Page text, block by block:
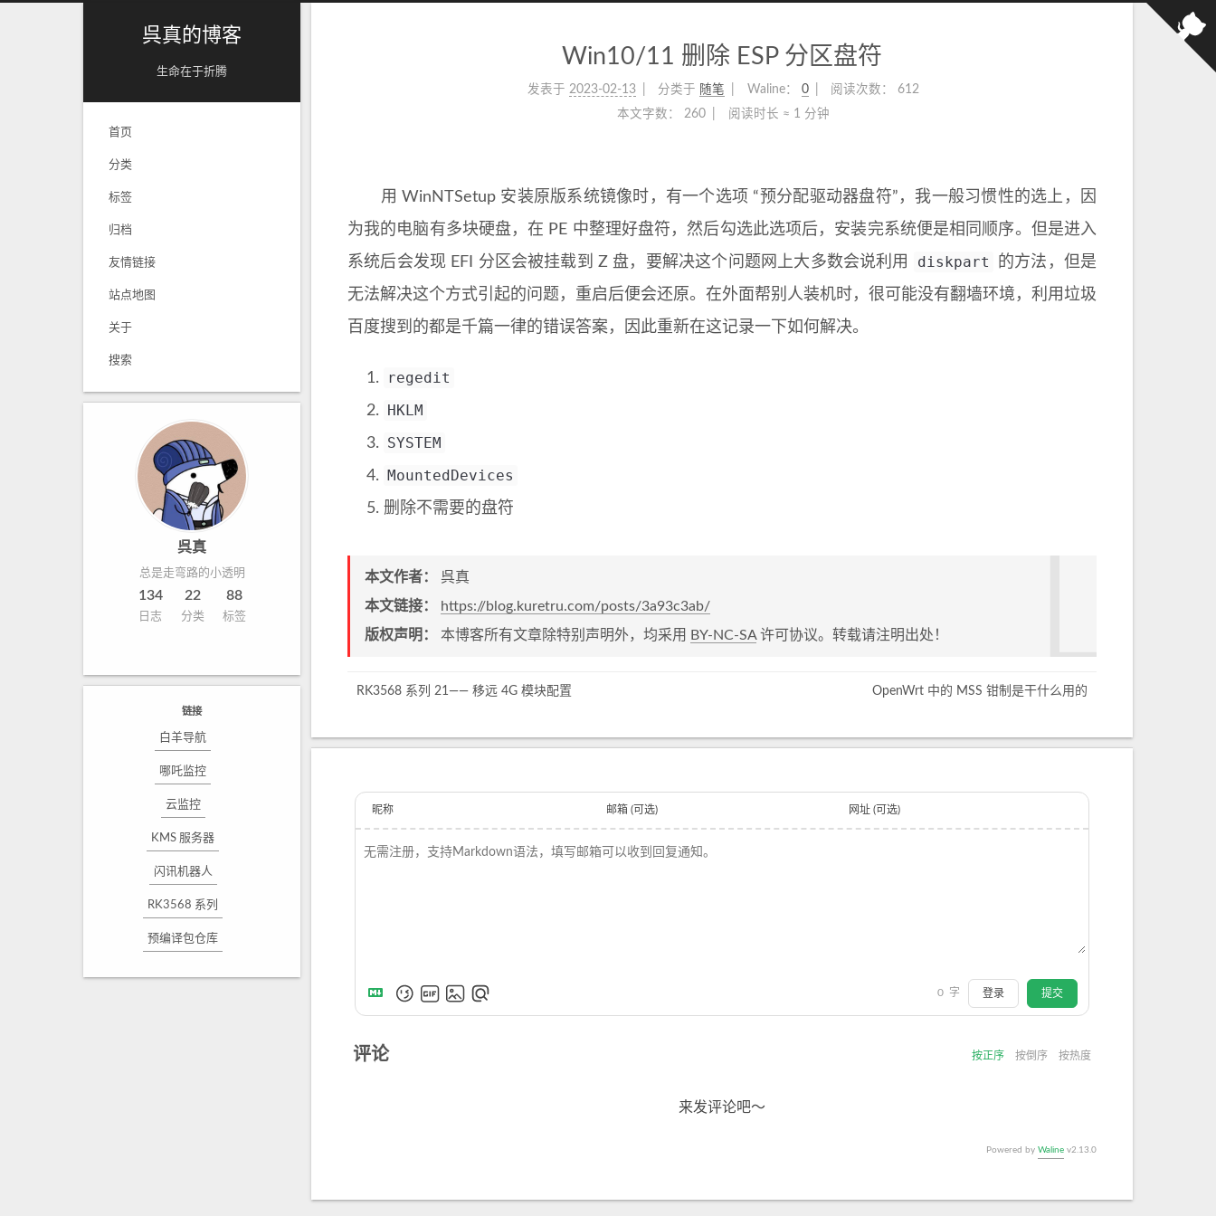
呉真的博客
生命在于折腾
首页
分类
标签
归档
友情链接
站点地图
关于
搜索
呉真
总是走弯路的小透明
134
日志
22
分类
88
标签
链接
白羊导航
哪吒监控
云监控
KMS 服务器
闪讯机器人
RK3568 系列
预编译包仓库
Win10/11 删除 ESP 分区盘符
发表于 2023-02-13 分类于 随笔 Waline： 0 阅读次数：
612
本文字数：
260 阅读时长 ≈ 1 分钟
用 WinNTSetup 安装原版系统镜像时，有一个选项 “预分配驱动器盘符”，我一般习惯性的选上，因
为我的电脑有多块硬盘，在 PE 中整理好盘符，然后勾选此选项后，安装完系统便是相同顺序。但是进入
系统后会发现 EFI 分区会被挂载到 Z 盘，要解决这个问题网上大多数会说利用
diskpart
的方法，但是
无法解决这个方式引起的问题，重启后便会还原。在外面帮别人装机时，很可能没有翻墙环境，利用垃圾
百度搜到的都是千篇一律的错误答案，因此重新在这记录一下如何解决。
regedit
HKLM
SYSTEM
MountedDevices
删除不需要的盘符
本文作者： 呉真
本文链接：
https://blog.kuretru.com/posts/3a93c3ab/
版权声明： 本博客所有文章除特别声明外，均采用 BY-NC-SA许可协议。转载请注明出处！
RK3568 系列 21—— 移远 4G 模块配置 OpenWrt 中的 MSS 钳制是干什么用的
昵称 邮箱 (可选) 网址 (可选)
0 字 登录 提交
评论 按正序 按倒序 按热度
来发评论吧～
Powered by Waline v2.13.0